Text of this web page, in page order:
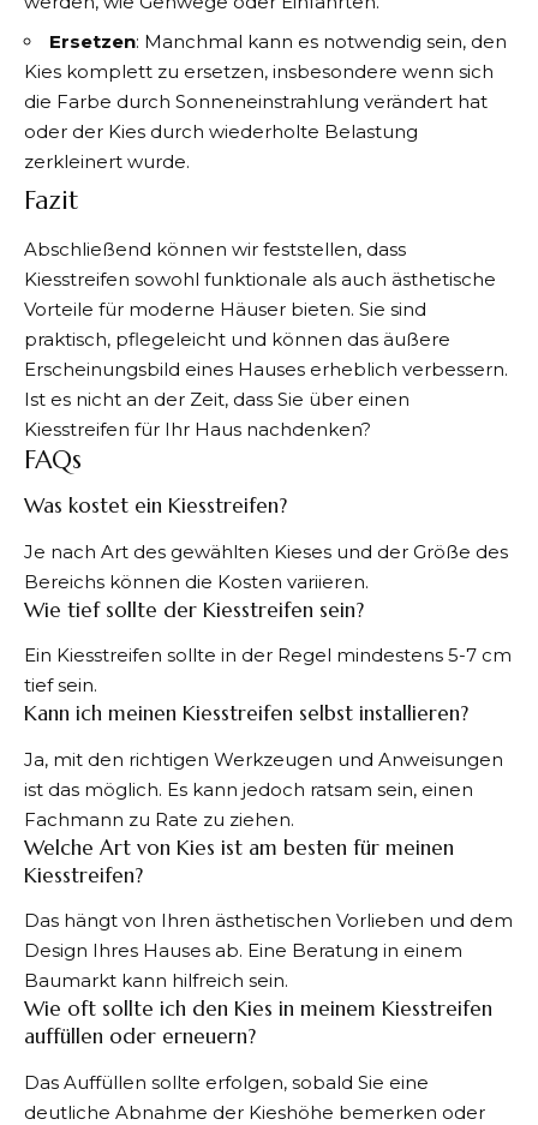
Ersetzen: Manchmal kann es notwendig sein, den
Kies komplett zu ersetzen, insbesondere wenn sich
die Farbe durch Sonneneinstrahlung verändert hat
oder der Kies durch wiederholte Belastung
zerkleinert wurde.
Fazit
Abschließend können wir feststellen, dass
Kiesstreifen sowohl funktionale als auch ästhetische
Vorteile für moderne Häuser bieten. Sie sind
praktisch, pflegeleicht und können das äußere
Erscheinungsbild eines Hauses erheblich verbessern.
Ist es nicht an der Zeit, dass Sie über einen
Kiesstreifen für Ihr Haus nachdenken?
FAQs
Was kostet ein Kiesstreifen?
Je nach Art des gewählten Kieses und der Größe des
Bereichs können die Kosten variieren.
Wie tief sollte der Kiesstreifen sein?
Ein Kiesstreifen sollte in der Regel mindestens 5-7 cm
tief sein.
Kann ich meinen Kiesstreifen selbst installieren?
Ja, mit den richtigen Werkzeugen und Anweisungen
ist das möglich. Es kann jedoch ratsam sein, einen
Fachmann zu Rate zu ziehen.
Welche Art von Kies ist am besten für meinen
Kiesstreifen?
Das hängt von Ihren ästhetischen Vorlieben und dem
Design Ihres Hauses ab. Eine Beratung in einem
Baumarkt kann hilfreich sein.
Wie oft sollte ich den Kies in meinem Kiesstreifen
auffüllen oder erneuern?
Das Auffüllen sollte erfolgen, sobald Sie eine
deutliche Abnahme der Kieshöhe bemerken oder